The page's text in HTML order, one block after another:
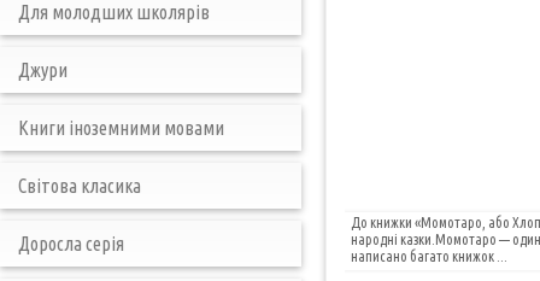
До книжки «Момотаро, або
народні казки.Момотаро —
написано багато книжок ...
Для молодших школярів
Джури
Книги іноземними мовами
Світова класика
Доросла серія